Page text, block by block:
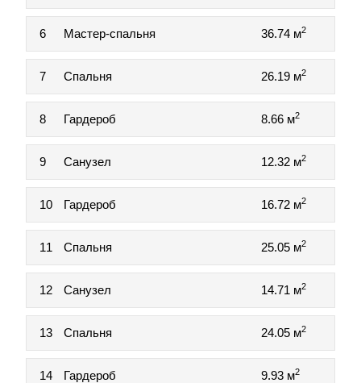
6 Мастер-спальня 36.74 м2
7 Спальня 26.19 м2
8 Гардероб 8.66 м2
9 Санузел 12.32 м2
10 Гардероб 16.72 м2
11 Спальня 25.05 м2
12 Санузел 14.71 м2
13 Спальня 24.05 м2
14 Гардероб 9.93 м2